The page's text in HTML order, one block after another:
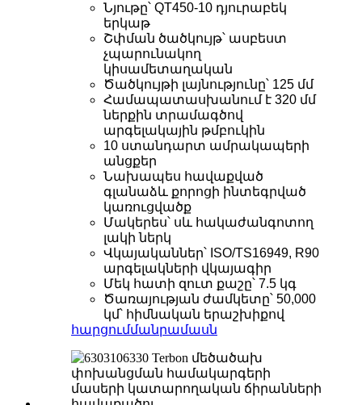
Նյութը՝ QT450-10 դյուրաբեկ
երկաթ
Շփման ծածկույթ՝ ասբեստ
չպարունակող
կիսամետաղական
Ծածկույթի լայնությունը՝ 125 մմ
Համապատասխանում է 320 մմ
ներքին տրամագծով
արգելակային թմբուկին
10 ստանդարտ ամրակապերի
անցքեր
Նախապես հավաքված
գլանաձև քորոցի ինտեգրված
կառուցվածք
Մակերես՝ սև հակաժանգոտող
լակի ներկ
Վկայականներ՝ ISO/TS16949, R90
արգելակների վկայագիր
Մեկ հատի զուտ քաշը՝ 7.5 կգ
Ծառայության ժամկետը՝ 50,000
կմ՝ հիմնական երաշխիքով
հարցումմանրամասն